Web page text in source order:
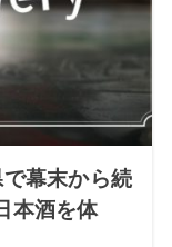
幕末から続
本酒を体